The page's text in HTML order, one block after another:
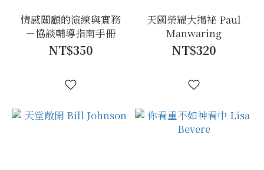
情感關顧的演練與實務
－協談輔導指南手冊
NT$350
天國榮耀大揭祕 Paul
Manwaring
NT$320